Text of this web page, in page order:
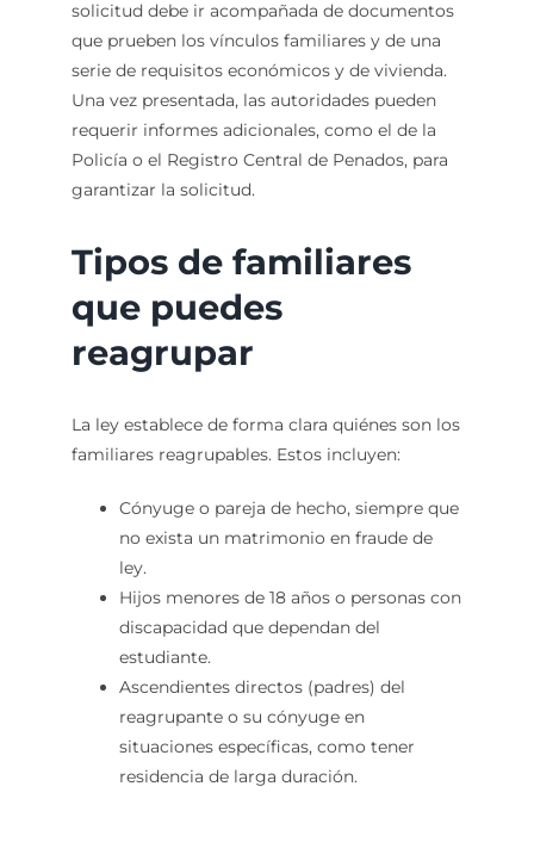
solicitud debe ir acompañada de documentos
que prueben los vínculos familiares y de una
serie de requisitos económicos y de vivienda.
Una vez presentada, las autoridades pueden
requerir informes adicionales, como el de la
Policía o el Registro Central de Penados, para
garantizar la solicitud.
Tipos de familiares
que puedes
reagrupar
La ley establece de forma clara quiénes son los
familiares reagrupables. Estos incluyen:
Cónyuge o pareja de hecho, siempre que
no exista un matrimonio en fraude de
ley.
Hijos menores de 18 años o personas con
discapacidad que dependan del
estudiante.
Ascendientes directos (padres) del
reagrupante o su cónyuge en
situaciones específicas, como tener
residencia de larga duración.